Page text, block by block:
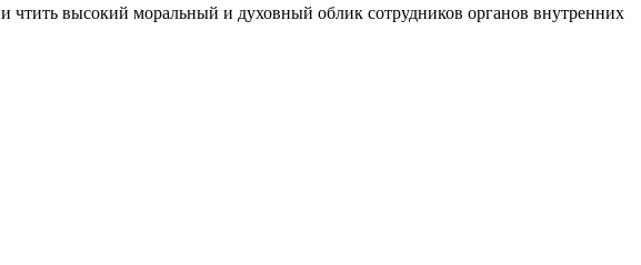
высокий моральный и духовный облик сотрудников органов внутренних